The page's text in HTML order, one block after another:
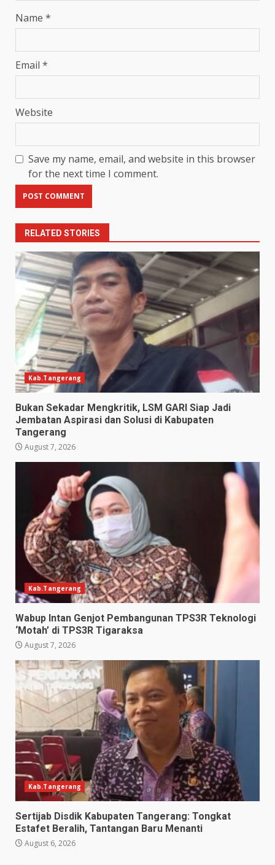
Name *
Email *
Website
Save my name, email, and website in this browser
for the next time I comment.
RELATED STORIES
Kab.Tangerang
Bukan Sekadar Mengkritik, LSM GARI Siap Jadi
Jembatan Aspirasi dan Solusi di Kabupaten
Tangerang
August 7, 2026
Kab.Tangerang
Wabup Intan Genjot Pembangunan TPS3R Teknologi
‘Motah’ di TPS3R Tigaraksa
August 7, 2026
Kab.Tangerang
Sertijab Disdik Kabupaten Tangerang: Tongkat
Estafet Beralih, Tantangan Baru Menanti
August 6, 2026